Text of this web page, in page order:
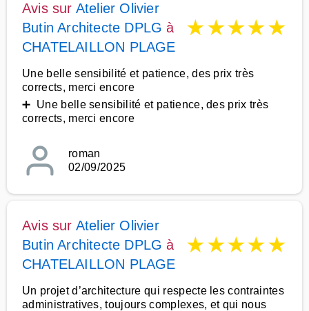
Avis sur Atelier Olivier
Butin Architecte DPLG à
CHATELAILLON PLAGE
★★★★★
Une belle sensibilité et patience, des prix très
corrects, merci encore
➕ Une belle sensibilité et patience, des prix très
corrects, merci encore
roman
02/09/2025
Avis sur Atelier Olivier
Butin Architecte DPLG à
CHATELAILLON PLAGE
★★★★★
Un projet d’architecture qui respecte les contraintes
administratives, toujours complexes, et qui nous